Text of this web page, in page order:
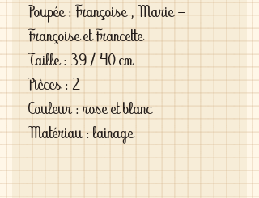
Poupée : Françoise , Marie -
Françoise et Francette
Taille : 39 / 40 cm
Pièces : 2
Couleur : rose et blanc
Matériau : lainage